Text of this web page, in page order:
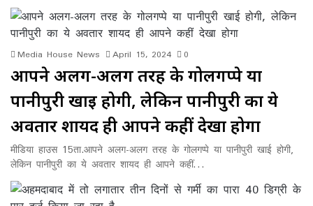
Media House News April 15, 2024 0
आपने अलग-अलग तरह के गोलगप्पे या
पानीपुरी खाई होगी, लेकिन पानीपुरी का ये
अवतार शायद ही आपने कहीं देखा होगा
मीडिया हाउस 15ता.आपने अलग-अलग तरह के गोलगप्पे या पानीपुरी खाई होगी,
लेकिन पानीपुरी का ये अवतार शायद ही आपने कहीं…